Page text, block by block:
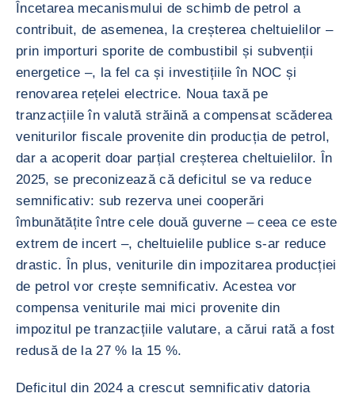
Încetarea mecanismului de schimb de petrol a
contribuit, de asemenea, la creșterea cheltuielilor –
prin importuri sporite de combustibil și subvenții
energetice –, la fel ca și investițiile în NOC și
renovarea rețelei electrice. Noua taxă pe
tranzacțiile în valută străină a compensat scăderea
veniturilor fiscale provenite din producția de petrol,
dar a acoperit doar parțial creșterea cheltuielilor. În
2025, se preconizează că deficitul se va reduce
semnificativ: sub rezerva unei cooperări
îmbunătățite între cele două guverne – ceea ce este
extrem de incert –, cheltuielile publice s-ar reduce
drastic. În plus, veniturile din impozitarea producției
de petrol vor crește semnificativ. Acestea vor
compensa veniturile mai mici provenite din
impozitul pe tranzacțiile valutare, a cărui rată a fost
redusă de la 27 % la 15 %.
Deficitul din 2024 a crescut semnificativ datoria